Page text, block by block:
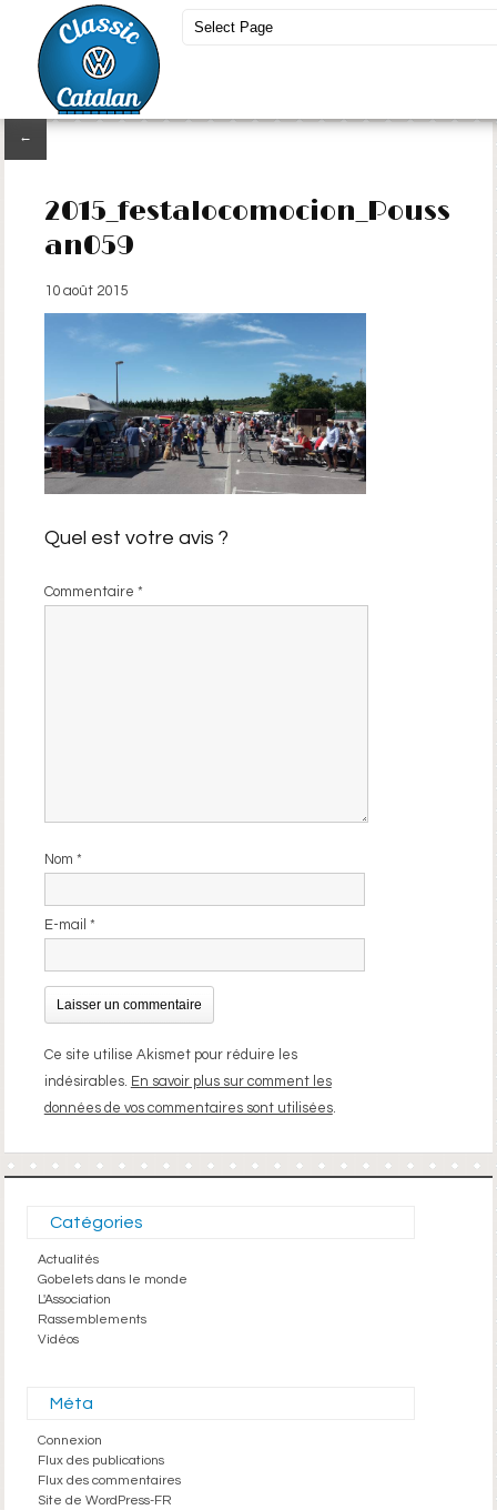
←
2015_festalocomocion_Pouss
an059
10 août 2015
Quel est votre avis ?
Commentaire *
Nom *
E-mail *
Ce site utilise Akismet pour réduire les
indésirables. En savoir plus sur comment les
données de vos commentaires sont utilisées.
Catégories
Actualités
Gobelets dans le monde
L'Association
Rassemblements
Vidéos
Méta
Connexion
Flux des publications
Flux des commentaires
Site de WordPress-FR